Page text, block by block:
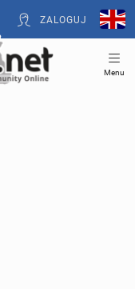
ZALOGUJ
Menu